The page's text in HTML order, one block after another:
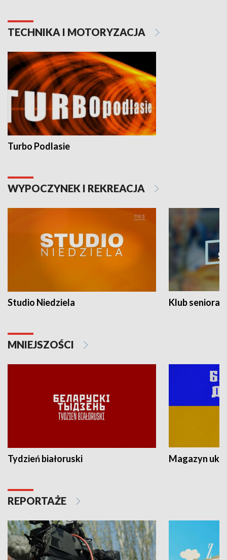
TECHNIKA I MOTORYZACJA
Turbo Podlasie
WYPOCZYNEK I REKREACJA
Studio Niedziela Klub seniora
MNIEJSZOŚCI
Tydzień białoruski Magazyn
REPORTAŻE